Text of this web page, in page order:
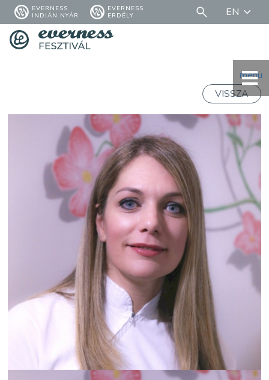
EVERNESS
INDIÁN NYÁR
EVERNESS
ERDÉLY
EN
menü
VISSZA